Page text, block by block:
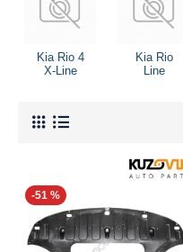
Kia Rio 4
X-Line
Kia Rio
Line
-51 %